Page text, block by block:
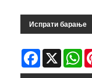
Испрати барање
Facebook
X